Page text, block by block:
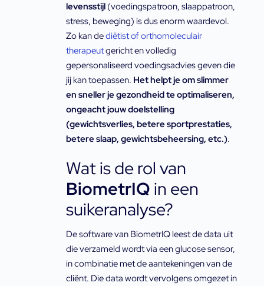
levensstijl (voedingspatroon, slaappatroon,
stress, beweging) is dus enorm waardevol.
Zo kan dediëtist of orthomoleculair
therapeutgericht en volledig
gepersonaliseerd voedingsadvies geven die
jij kan toepassen. Het helpt je om slimmer
en sneller je gezondheid te optimaliseren,
ongeacht jouw doelstelling
(gewichtsverlies, betere sportprestaties,
betere slaap, gewichtsbeheersing, etc.).
Wat is de rol van
BiometrIQ in een
suikeranalyse?
De software van BiometrIQ leest de data uit
die verzameld wordt via een glucose sensor,
in combinatie met de aantekeningen van de
cliënt. Die data wordt vervolgens omgezet in